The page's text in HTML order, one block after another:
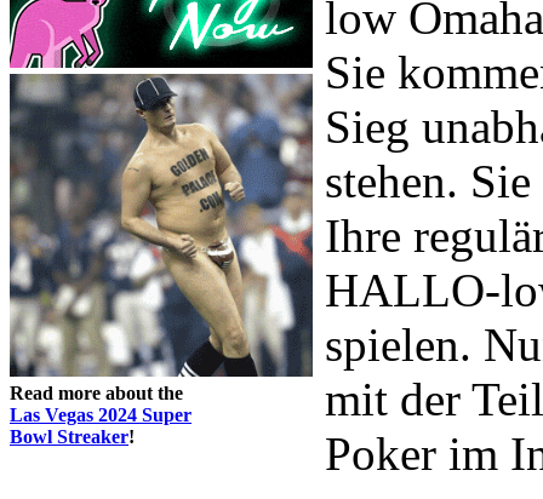
Read more about the
Las Vegas 2024 Super
Bowl Streaker!
low
Sie
Sieg
stehen.
Ihre
HALLO-
spielen.
mit der
Poker im